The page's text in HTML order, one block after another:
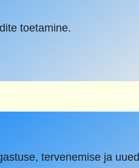
toetamine.
tervenemise ja uued